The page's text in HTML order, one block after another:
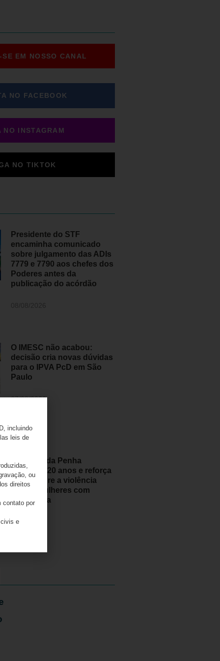
SE EM NOSSO CANAL
NO FACEBOOK
NO INSTAGRAM
NO TIKTOK
Presidente do STF
encaminha comunicado
sobre julgamento das ADIs
7779 e 7790 aos chefes dos
Poderes antes da
publicação do acórdão
O IMESC não acabou:
decisão cria novas dúvidas
para o IPVA PcD em São
Paulo
07/08/2026
Lei Maria da Penha
completa 20 anos e reforça
alerta sobre a violência
contra mulheres com
deficiência
07/08/2026
incluindo
leis de
ou
direitos
contato por
e